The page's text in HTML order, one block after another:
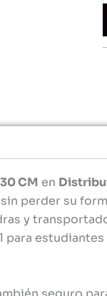
y
-
CM en
perder su
y